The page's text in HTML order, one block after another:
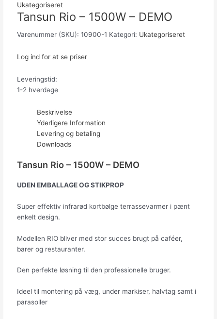
Ukategoriseret
Tansun Rio – 1500W – DEMO
Varenummer (SKU): 10900-1 Kategori: Ukategoriseret
Log ind for at se priser
Leveringstid:
1-2 hverdage
Beskrivelse
Yderligere Information
Levering og betaling
Downloads
Tansun Rio – 1500W – DEMO
UDEN EMBALLAGE OG STIKPROP
Super effektiv infrarød kortbølge terrassevarmer i pænt
enkelt design.
Modellen RIO bliver med stor succes brugt på caféer,
barer og restauranter.
Den perfekte løsning til den professionelle bruger.
Ideel til montering på væg, under markiser, halvtag samt i
parasoller